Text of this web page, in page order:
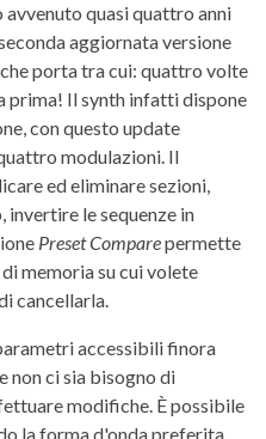
avvenuto quasi quattro anni
aggiornata versione
porta tra cui: quattro volte
prima! Il synth infatti dispone
con questo update
modulazioni. Il
ed eliminare sezioni,
invertire le sequenze in
Preset Comparepermette
memoria su cui volete
cancellarla.
accessibili finora
non ci sia bisogno di
modifiche. È possibile
la forma d'onda preferita